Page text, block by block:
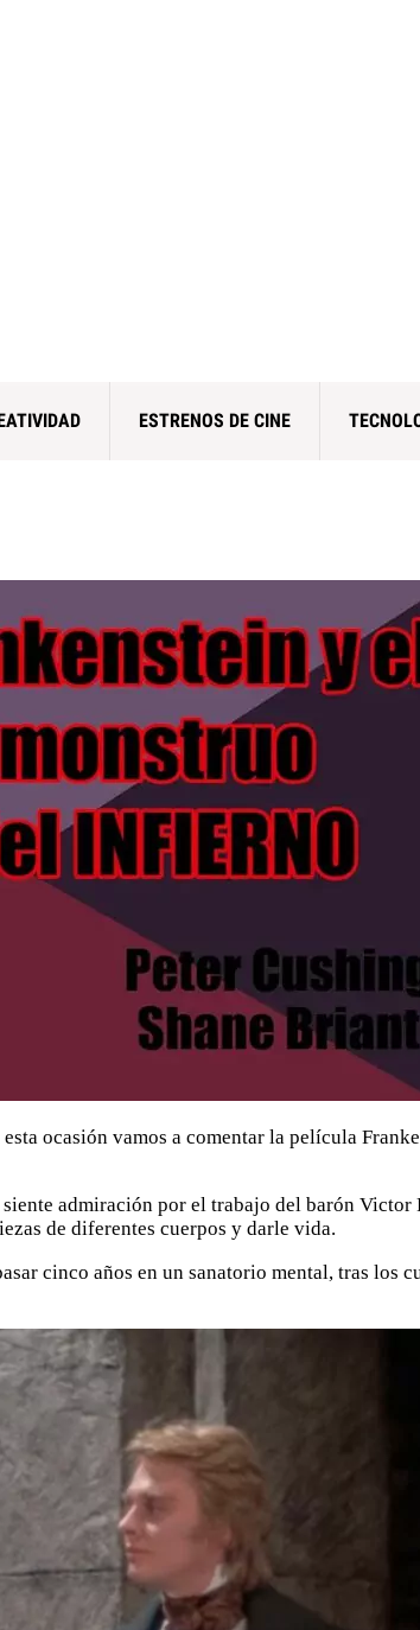
ESTRENOS DE CINE
ocasión vamos a comentar la película
admiración por el trabajo del barón
de diferentes cuerpos y darle vida.
cinco años en un sanatorio mental, tras los